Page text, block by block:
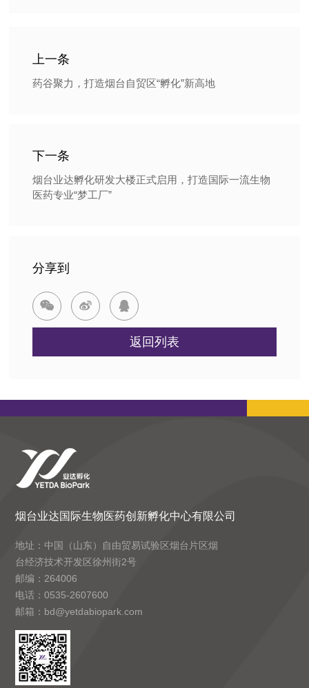
上一条
药谷聚力，打造烟台自贸区“孵化”新高地
下一条
烟台业达孵化研发大楼正式启用，打造国际一流生物
医药专业“梦工厂”
分享到
  
返回列表
烟台业达国际生物医药创新孵化中心有限公司
地址：中国（山东）自由贸易试验区烟台片区烟
台经济技术开发区徐州街2号
邮编：264006
电话：0535-2607600
邮箱：bd@yetdabiopark.com